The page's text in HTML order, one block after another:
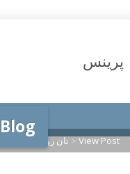
Blog
>نان روزانه>View Post